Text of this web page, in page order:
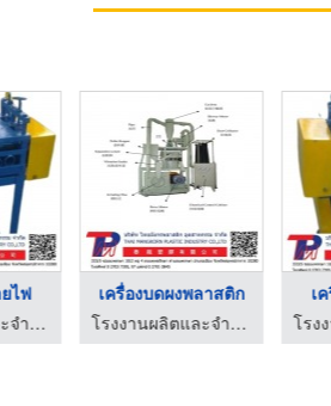
ไฟ
โรงงานผลิตและจำหน่ายเครื่องจักรพลาสติก
เครื่องบดผงพลาสติก
โรงงานผลิตและจำหน่ายเครื่องจักรพลาสติก
เ